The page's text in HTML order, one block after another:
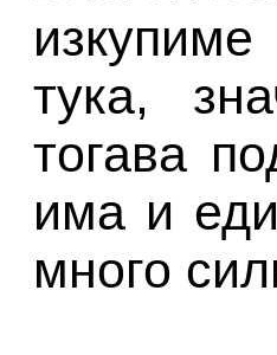
тука,
тогава
има и
много